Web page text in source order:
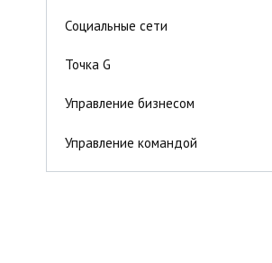
Социальные сети
Точка G
Управление бизнесом
Управление командой